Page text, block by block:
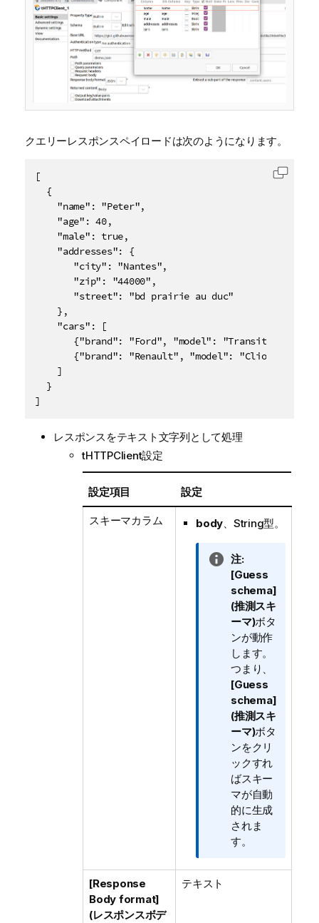
クエリーレスポンスペイロードは次のようになります。
[
  {
    "name": "Peter",
    "age": 40,
    "male": true,
    "addresses": {
       "city": "Nantes",
       "zip": "44000",
       "street": "bd prairie au duc"
    },
    "cars": [
{"brand": "Ford", "model": "Transit", "km":
{"brand": "Renault", "model": "Clio", "km":
    ]
  }
]
コード
レスポンスをテキスト文字列として処理
tHTTPClient設定
設定項目 設定
スキーマカラム body、String型。
情
報
メ
モ
注:
[Guess
schema]
(推測スキ
ーマ)ボタ
ンが動作
します。
つまり、
[Guess
schema]
(推測スキ
ーマ)ボタ
ンをクリ
ックすれ
ばスキー
マが自動
的に生成
されま
す。
[Response
Body format]
(レスポンスボデ
テキスト